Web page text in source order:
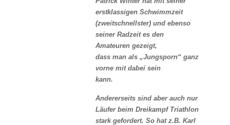
erstklassigen Schwimmzeit
(zweitschnellster) und ebenso
seiner Radzeit es den
Amateuren gezeigt,
dass man als „Jungsporn“ ganz
vorne mit dabei sein
kann.
Andererseits sind aber auch nur
Läufer beim Dreikampf Triathlon
stark gefordert. So hat z.B. Karl